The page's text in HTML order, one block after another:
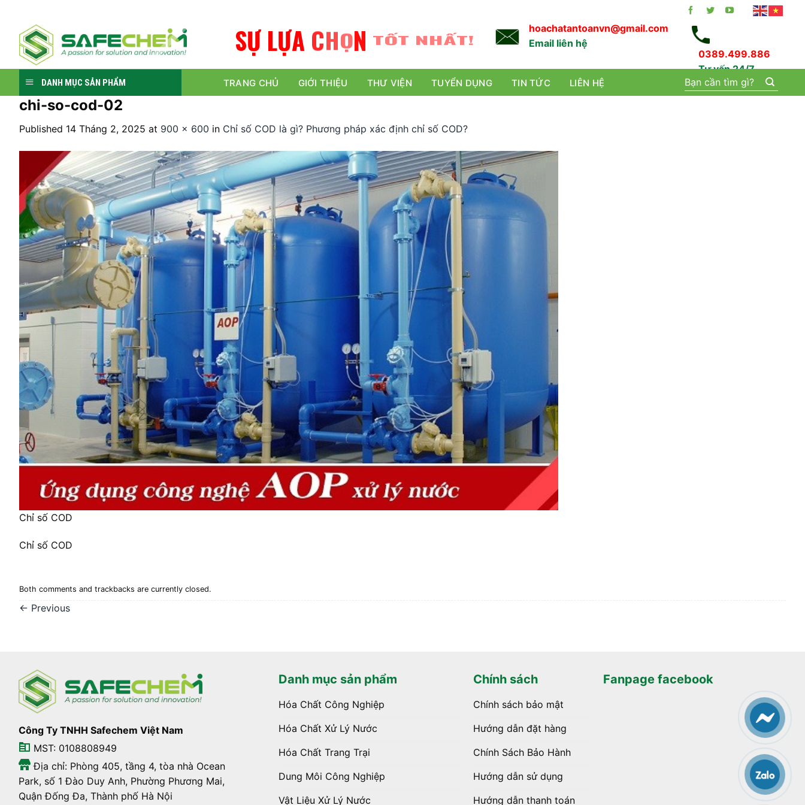
content
SỰ LỰA CHỌN TỐT NHẤT!
hoachatantoanvn@gmail.com
Email liên hệ
0389.499.886
Tư vấn 24/7
DANH MỤC SẢN PHẨM TRANG CHỦ GIỚI THIỆU THƯ VIỆN TUYỂN DỤNG TIN TỨC LIÊN HỆ
Tìm
kiếm:
chi-so-cod-02
Published 14 Tháng 2, 2025 at 900 × 600 in Chỉ số COD là gì? Phương pháp xác định chỉ số COD?
Chỉ số COD
Chỉ số COD
Both comments and trackbacks are currently closed.
← Previous
Công Ty TNHH Safechem Việt Nam
MST: 0108808949
Địa chỉ: Phòng 405, tầng 4, tòa nhà Ocean
Park, số 1 Đào Duy Anh, Phường Phương Mai,
Quận Đống Đa, Thành phố Hà Nội
Danh mục sản phẩm
Hóa Chất Công Nghiệp
Hóa Chất Xử Lý Nước
Hóa Chất Trang Trại
Dung Môi Công Nghiệp
Vật Liệu Xử Lý Nước
Chính sách
Chính sách bảo mật
Hướng dẫn đặt hàng
Chính Sách Bảo Hành
Hướng dẫn sử dụng
Hướng dẫn thanh toán
Fanpage facebook